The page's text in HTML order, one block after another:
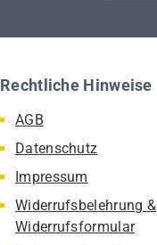
Rechtliche Hinweise
AGB
Datenschutz
Impressum
Widerrufsbelehrung &
Widerrufsformular